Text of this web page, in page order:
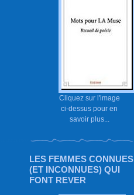
Cliquez sur l'image
ci-dessus pour en
savoir plus...
LES FEMMES CONNUES
(ET INCONNUES) QUI
FONT REVER